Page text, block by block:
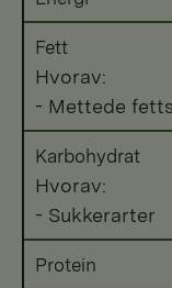
Fett
Hvorav:
- Mettede
Karbohydrat
Hvorav:
- Sukkerarter
Protein